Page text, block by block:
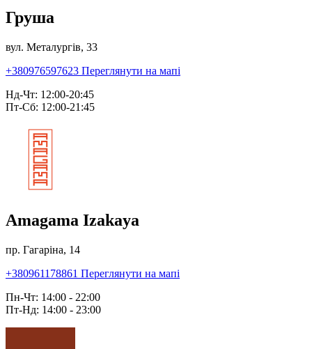
Груша
вул. Металургів, 33
+380976597623 Переглянути на мапі
Нд-Чт: 12:00-20:45
Пт-Сб: 12:00-21:45
Amagama Izakaya
пр. Гагаріна, 14
+380961178861 Переглянути на мапі
Пн-Чт: 14:00 - 22:00
Пт-Нд: 14:00 - 23:00